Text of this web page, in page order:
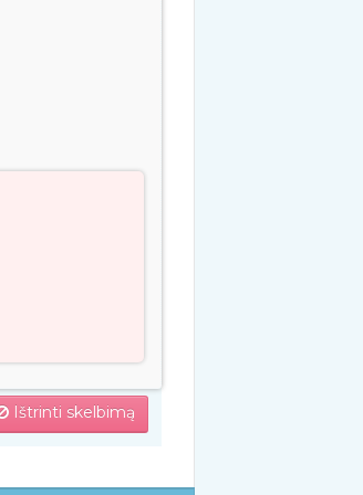
Ištrinti skelbimą